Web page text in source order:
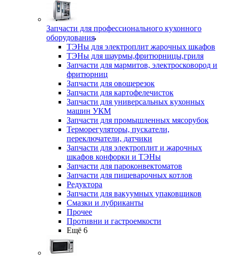
Запчасти для профессионального кухонного
оборудования
ТЭНы для электроплит жарочных шкафов
ТЭНы для шаурмы,фритюрницы,гриля
Запчасти для мармитов, электросковород и
фритюрниц
Запчасти для овощерезок
Запчасти для картофелечисток
Запчасти для универсальных кухонных
машин УКМ
Запчасти для промышленных мясорубок
Терморегуляторы, пускатели,
переключатели, датчики
Запчасти для электроплит и жарочных
шкафов конфорки и ТЭНы
Запчасти для пароконвектоматов
Запчасти для пищеварочных котлов
Редуктора
Запчасти для вакуумных упаковщиков
Смазки и лубриканты
Прочее
Противни и гастроемкости
Ещё 6